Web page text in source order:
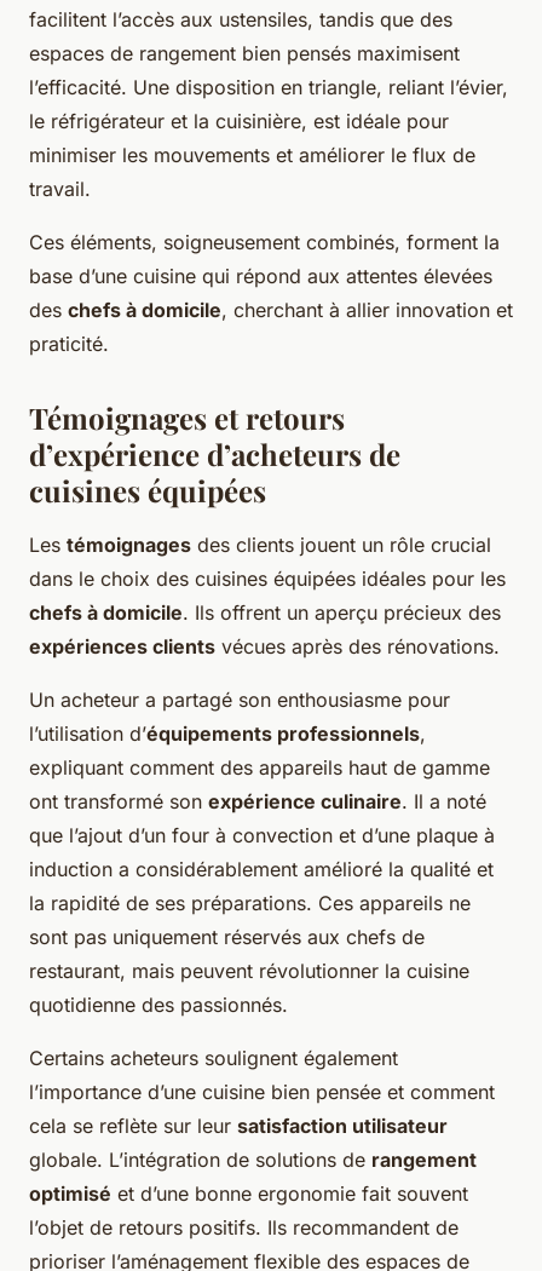
facilitent l’accès aux ustensiles, tandis que des
espaces de rangement bien pensés maximisent
l’efficacité. Une disposition en triangle, reliant l’évier,
le réfrigérateur et la cuisinière, est idéale pour
minimiser les mouvements et améliorer le flux de
travail.
Ces éléments, soigneusement combinés, forment la
base d’une cuisine qui répond aux attentes élevées
des chefs à domicile, cherchant à allier innovation et
praticité.
Témoignages et retours
d’expérience d’acheteurs de
cuisines équipées
Les témoignages des clients jouent un rôle crucial
dans le choix des cuisines équipées idéales pour les
chefs à domicile. Ils offrent un aperçu précieux des
expériences clients vécues après des rénovations.
Un acheteur a partagé son enthousiasme pour
l’utilisation d’équipements professionnels,
expliquant comment des appareils haut de gamme
ont transformé son expérience culinaire. Il a noté
que l’ajout d’un four à convection et d’une plaque à
induction a considérablement amélioré la qualité et
la rapidité de ses préparations. Ces appareils ne
sont pas uniquement réservés aux chefs de
restaurant, mais peuvent révolutionner la cuisine
quotidienne des passionnés.
Certains acheteurs soulignent également
l’importance d’une cuisine bien pensée et comment
cela se reflète sur leur satisfaction utilisateur
globale. L’intégration de solutions de rangement
optimisé et d’une bonne ergonomie fait souvent
l’objet de retours positifs. Ils recommandent de
prioriser l’aménagement flexible des espaces de